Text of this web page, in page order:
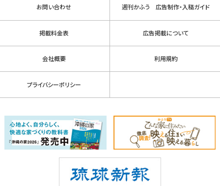
お問い合わせ 週刊かふう 広告制作・入稿ガイド
掲載料金表 広告掲載について
会社概要 利用規約
プライバシーポリシー